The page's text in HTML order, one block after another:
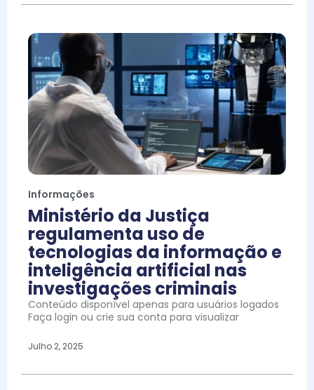
Informações
Ministério da Justiça
regulamenta uso de
tecnologias da informação e
inteligência artificial nas
investigações criminais
Conteúdo disponível apenas para usuários logados
Faça login ou crie sua conta para visualizar
Julho 2, 2025